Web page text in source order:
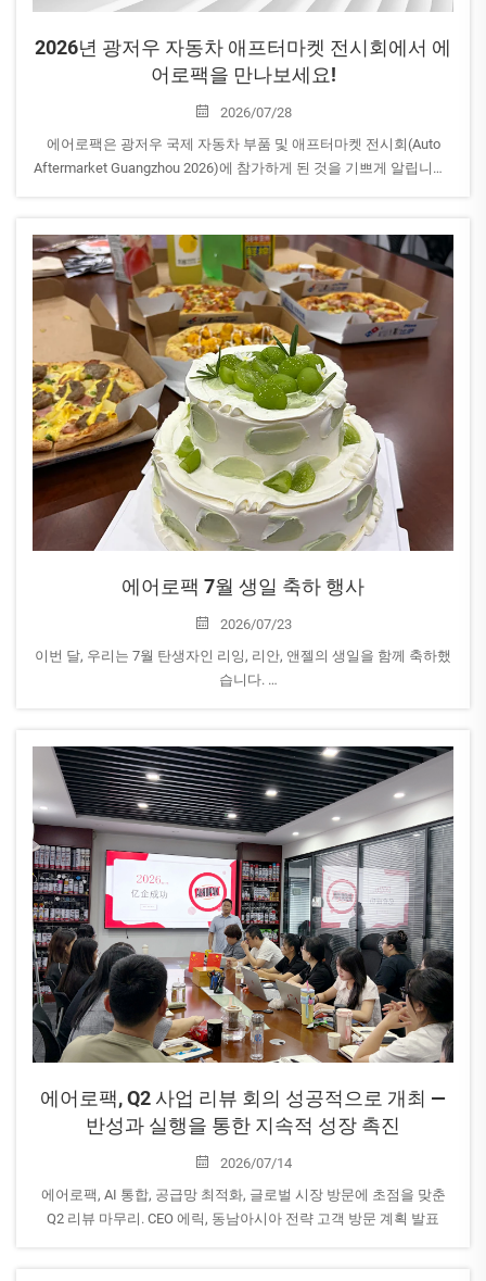
2026년 광저우 자동차 애프터마켓 전시회에서 에
어로팩을 만나보세요!
2026/07/28
에어로팩은 광저우 국제 자동차 부품 및 애프터마켓 전시회(Auto
Aftermarket Guangzhou 2026)에 참가하게 된 것을 기쁘게 알립니다.
에어로팩 7월 생일 축하 행사
2026/07/23
이번 달, 우리는 7월 탄생자인 리잉, 리안, 앤젤의 생일을 함께 축하했
습니다.
정신이...
에어로팩, Q2 사업 리뷰 회의 성공적으로 개최 —
반성과 실행을 통한 지속적 성장 촉진
2026/07/14
에어로팩, AI 통합, 공급망 최적화, 글로벌 시장 방문에 초점을 맞춘
Q2 리뷰 마무리. CEO 에릭, 동남아시아 전략 고객 방문 계획 발표